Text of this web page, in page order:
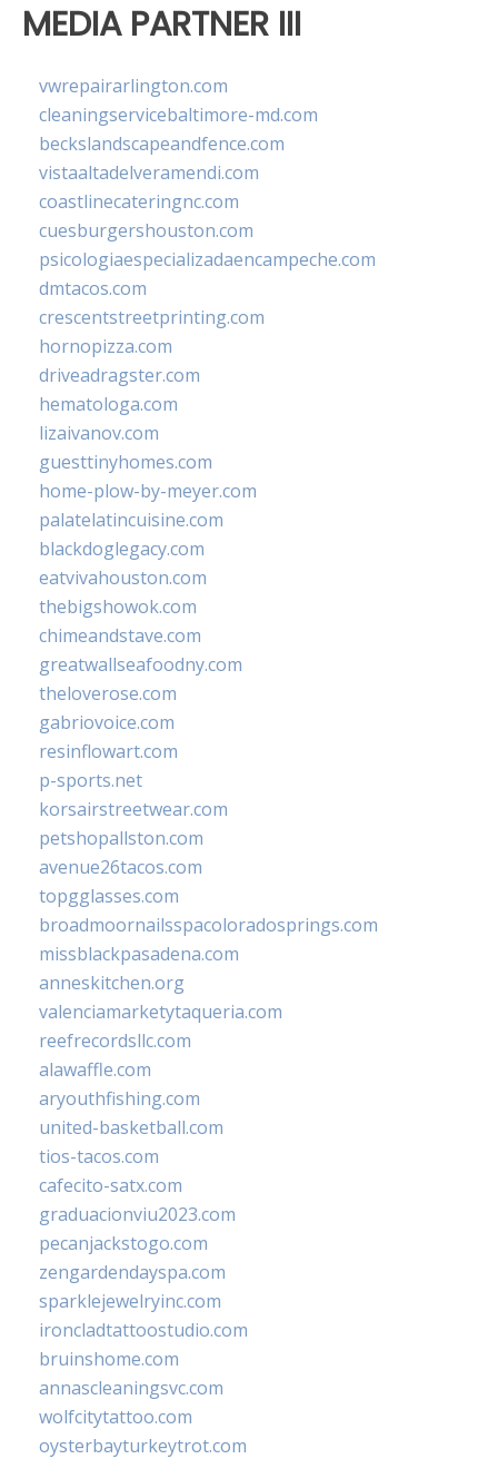
MEDIA PARTNER III
vwrepairarlington.com
cleaningservicebaltimore-md.com
beckslandscapeandfence.com
vistaaltadelveramendi.com
coastlinecateringnc.com
cuesburgershouston.com
psicologiaespecializadaencampeche.com
dmtacos.com
crescentstreetprinting.com
hornopizza.com
driveadragster.com
hematologa.com
lizaivanov.com
guesttinyhomes.com
home-plow-by-meyer.com
palatelatincuisine.com
blackdoglegacy.com
eatvivahouston.com
thebigshowok.com
chimeandstave.com
greatwallseafoodny.com
theloverose.com
gabriovoice.com
resinflowart.com
p-sports.net
korsairstreetwear.com
petshopallston.com
avenue26tacos.com
topgglasses.com
broadmoornailsspacoloradosprings.com
missblackpasadena.com
anneskitchen.org
valenciamarketytaqueria.com
reefrecordsllc.com
alawaffle.com
aryouthfishing.com
united-basketball.com
tios-tacos.com
cafecito-satx.com
graduacionviu2023.com
pecanjackstogo.com
zengardendayspa.com
sparklejewelryinc.com
ironcladtattoostudio.com
bruinshome.com
annascleaningsvc.com
wolfcitytattoo.com
oysterbayturkeytrot.com